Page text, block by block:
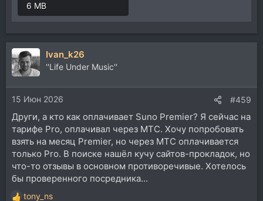
6 MB
Ivan_k26
''Life Under Music''
15 Июн 2026 #459
Други, а кто как оплачивает Suno Premier? Я сейчас на
тарифе Pro, оплачивал через МТС. Хочу попробовать
взять на месяц Premier, но через МТС оплачивается
только Pro. В поиске нашёл кучу сайтов-прокладок, но
что-то отзывы в основном противоречивые. Хотелось
бы проверенного посредника...
tony_ns